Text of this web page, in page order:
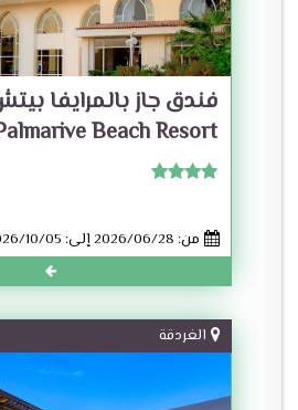
فندق جاز بالمرايفا
Beach Resort
من: 2026/06/28 إلى: 2026/10/05
الغردقة